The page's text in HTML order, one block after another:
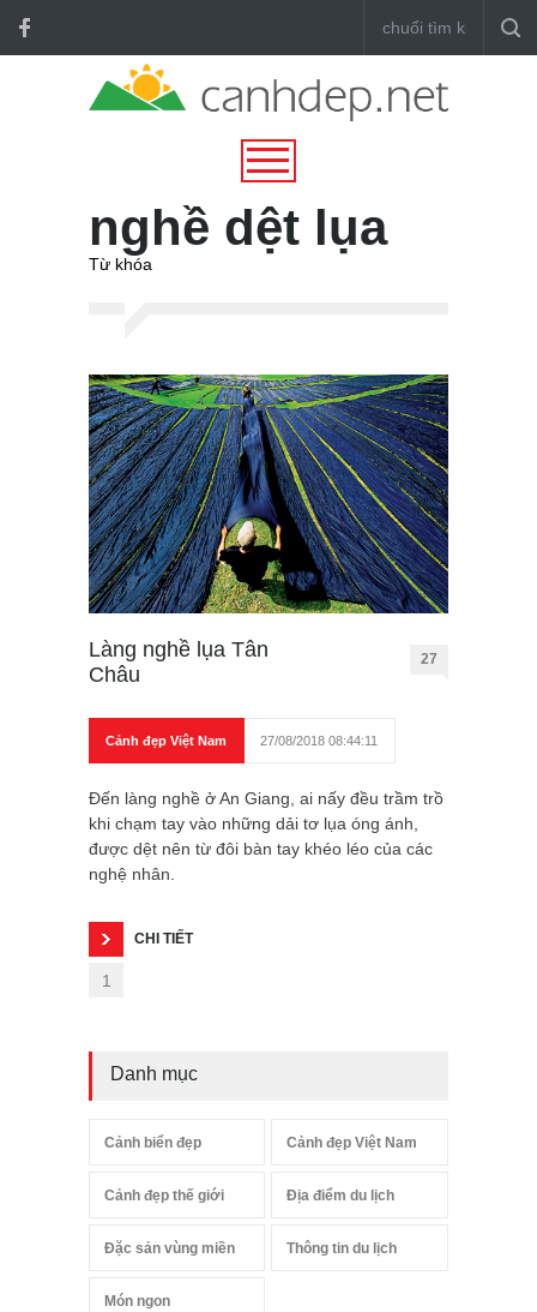
nghề dệt lụa
Từ khóa
Làng nghề lụa Tân
Châu
27
Cảnh đẹp Việt Nam 27/08/2018 08:44:11
Đến làng nghề ở An Giang, ai nấy đều trầm trồ
khi chạm tay vào những dải tơ lụa óng ánh,
được dệt nên từ đôi bàn tay khéo léo của các
nghệ nhân.
CHI TIẾT
1
Danh mục
Cảnh biển đẹp Cảnh đẹp Việt Nam
Cảnh đẹp thế giới Địa điểm du lịch
Đặc sản vùng miền Thông tin du lịch
Món ngon